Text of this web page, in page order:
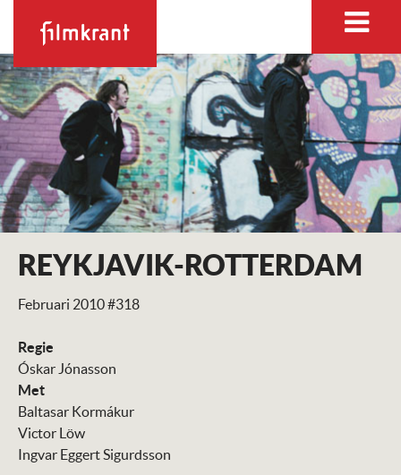
REYKJAVIK-ROTTERDAM
Februari 2010 #318
Regie
Óskar Jónasson
Met
Baltasar Kormákur
Victor Löw
Ingvar Eggert Sigurdsson